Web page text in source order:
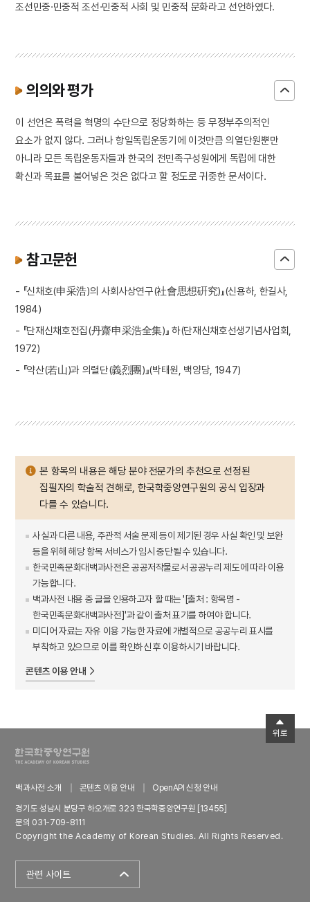
조선민중·민중적 조선·민중적 사회 및 민중적 문화라고 선언하였다.
의의와 평가
이 선언은 폭력을 혁명의 수단으로 정당화하는 등 무정부주의적인
요소가 없지 않다. 그러나 항일독립운동기에 이것만큼 의열단원뿐만
아니라 모든 독립운동자들과 한국의 전민족구성원에게 독립에 대한
확신과 목표를 불어넣은 것은 없다고 할 정도로 귀중한 문서이다.
참고문헌
- 『신채호(申采浩)의 사회사상연구(社會思想硏究)』(신용하, 한길사,
1984)
- 『단재신채호전집(丹齋申采浩全集)』 하(단재신채호선생기념사업회,
1972)
- 『약산(若山)과 의렬단(義烈團)』(박태원, 백양당, 1947)
본 항목의 내용은 해당 분야 전문가의 추천으로 선정된
집필자의 학술적 견해로, 한국학중앙연구원의 공식 입장과
다를 수 있습니다.
사실과 다른 내용, 주관적 서술 문제 등이 제기된 경우 사실 확인 및 보완
등을 위해 해당 항목 서비스가 임시 중단될 수 있습니다.
한국민족문화대백과사전은 공공저작물로서 공공누리 제도에 따라 이용
가능합니다.
백과사전 내용 중 글을 인용하고자 할 때는 '[출처 : 항목명 -
한국민족문화대백과사전]'과 같이 출처 표기를 하여야 합니다.
미디어 자료는 자유 이용 가능한 자료에 개별적으로 공공누리 표시를
부착하고 있으므로 이를 확인하신 후 이용하시기 바랍니다.
콘텐츠 이용 안내
백과사전 소개 콘텐츠 이용 안내
OpenAPI 신청 안내
경기도 성남시 분당구 하오개로 323 한국학중앙연구원 [13455]
문의 031-709-8111
Copyright the Academy of Korean Studies. All Rights Reserved.
관련 사이트
위로